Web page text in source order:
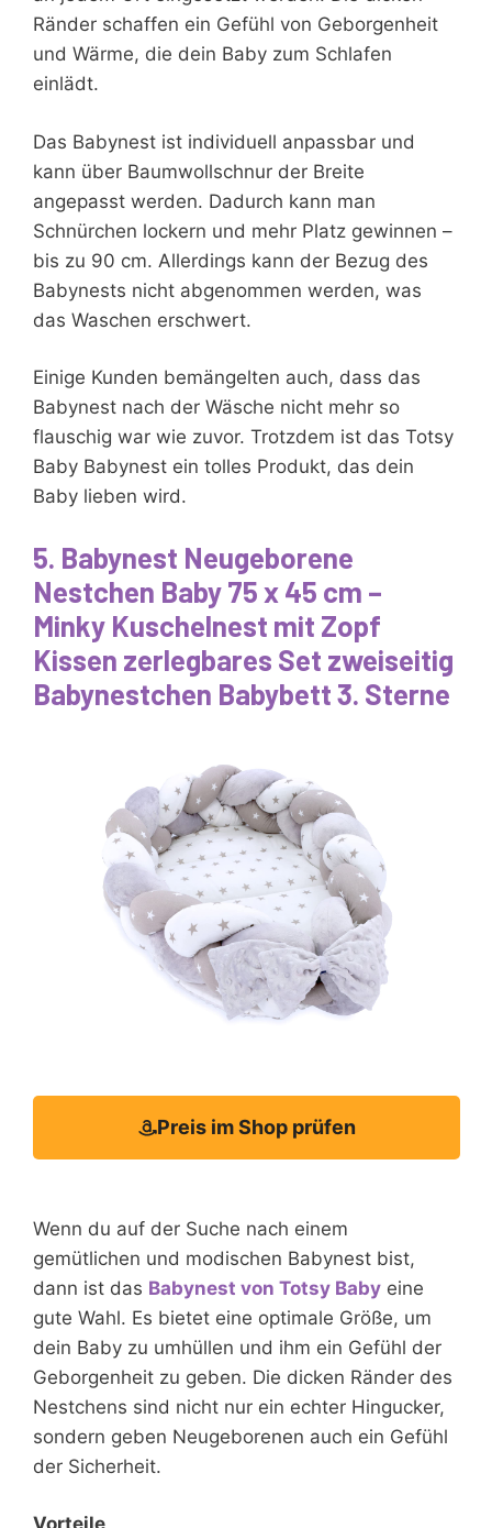
Ränder schaffen ein Gefühl von Geborgenheit
und Wärme, die dein Baby zum Schlafen
einlädt.
Das Babynest ist individuell anpassbar und
kann über Baumwollschnur der Breite
angepasst werden. Dadurch kann man
Schnürchen lockern und mehr Platz gewinnen –
bis zu 90 cm. Allerdings kann der Bezug des
Babynests nicht abgenommen werden, was
das Waschen erschwert.
Einige Kunden bemängelten auch, dass das
Babynest nach der Wäsche nicht mehr so
flauschig war wie zuvor. Trotzdem ist das Totsy
Baby Babynest ein tolles Produkt, das dein
Baby lieben wird.
5. Babynest Neugeborene
Nestchen Baby 75 x 45 cm –
Minky Kuschelnest mit Zopf
Kissen zerlegbares Set zweiseitig
Babynestchen Babybett 3. Sterne
Preis im Shop prüfen
Wenn du auf der Suche nach einem
gemütlichen und modischen Babynest bist,
dann ist das Babynest von Totsy Baby eine
gute Wahl. Es bietet eine optimale Größe, um
dein Baby zu umhüllen und ihm ein Gefühl der
Geborgenheit zu geben. Die dicken Ränder des
Nestchens sind nicht nur ein echter Hingucker,
sondern geben Neugeborenen auch ein Gefühl
der Sicherheit.